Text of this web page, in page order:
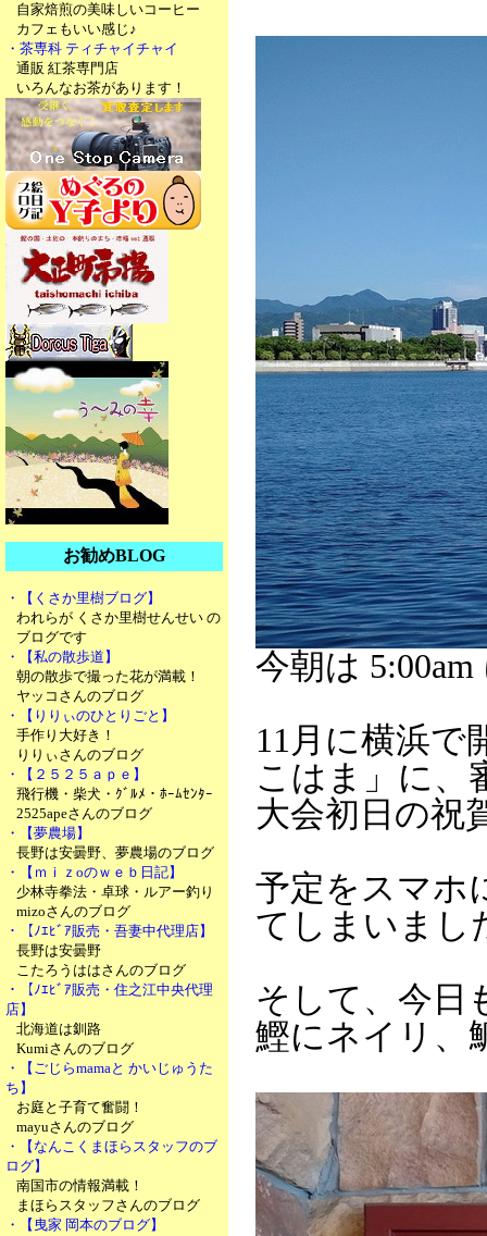
自家焙煎の美味しいコーヒー
カフェもいい感じ♪
・茶専科 ティチャイチャイ
通販 紅茶専門店
いろんなお茶があります！
お勧めBLOG
・【くさか里樹ブログ】
われらが くさか里樹せんせい の
ブログです
・【私の散歩道】
朝の散歩で撮った花が満載！
ヤッコさんのブログ
・【りりぃのひとりごと】
手作り大好き！
りりぃさんのブログ
・【２５２５ａｐｅ】
飛行機・柴犬・ｸﾞﾙﾒ・ﾎｰﾑｾﾝﾀｰ
2525apeさんのブログ
・【夢農場】
長野は安曇野、夢農場のブログ
・【ｍｉｚoのｗｅｂ日記】
少林寺拳法・卓球・ルアー釣り
mizoさんのブログ
・【ﾉｴﾋﾞｱ販売・吾妻中代理店】
長野は安曇野
こたろうははさんのブログ
・【ﾉｴﾋﾞｱ販売・住之江中央代理
店】
北海道は釧路
Kumiさんのブログ
・【ごじらmamaと かいじゅうた
ち】
お庭と子育て奮闘！
mayuさんのブログ
・【なんこくまほらスタッフのブ
ログ】
南国市の情報満載！
まほらスタッフさんのブログ
・【曳家 岡本のブログ】
今朝は
11月に横浜で
こはま」に、
大会初日の祝
予定をスマホ
てしまいまし
そして、今日
鰹にネイリ、